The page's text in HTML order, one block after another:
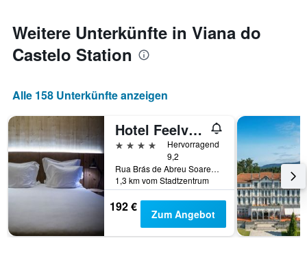
Weitere Unterkünfte in Viana do
Castelo Station
Alle 158 Unterkünfte anzeigen
Hotel Feelviana
4 Sterne
Hervorragend
9,2
Rua Brás de Abreu Soares, N. 222, Viana do Castelo, Distrikt Viana do Castelo, Portugal
1,3 km vom Stadtzentrum
192 € Zum Angebot